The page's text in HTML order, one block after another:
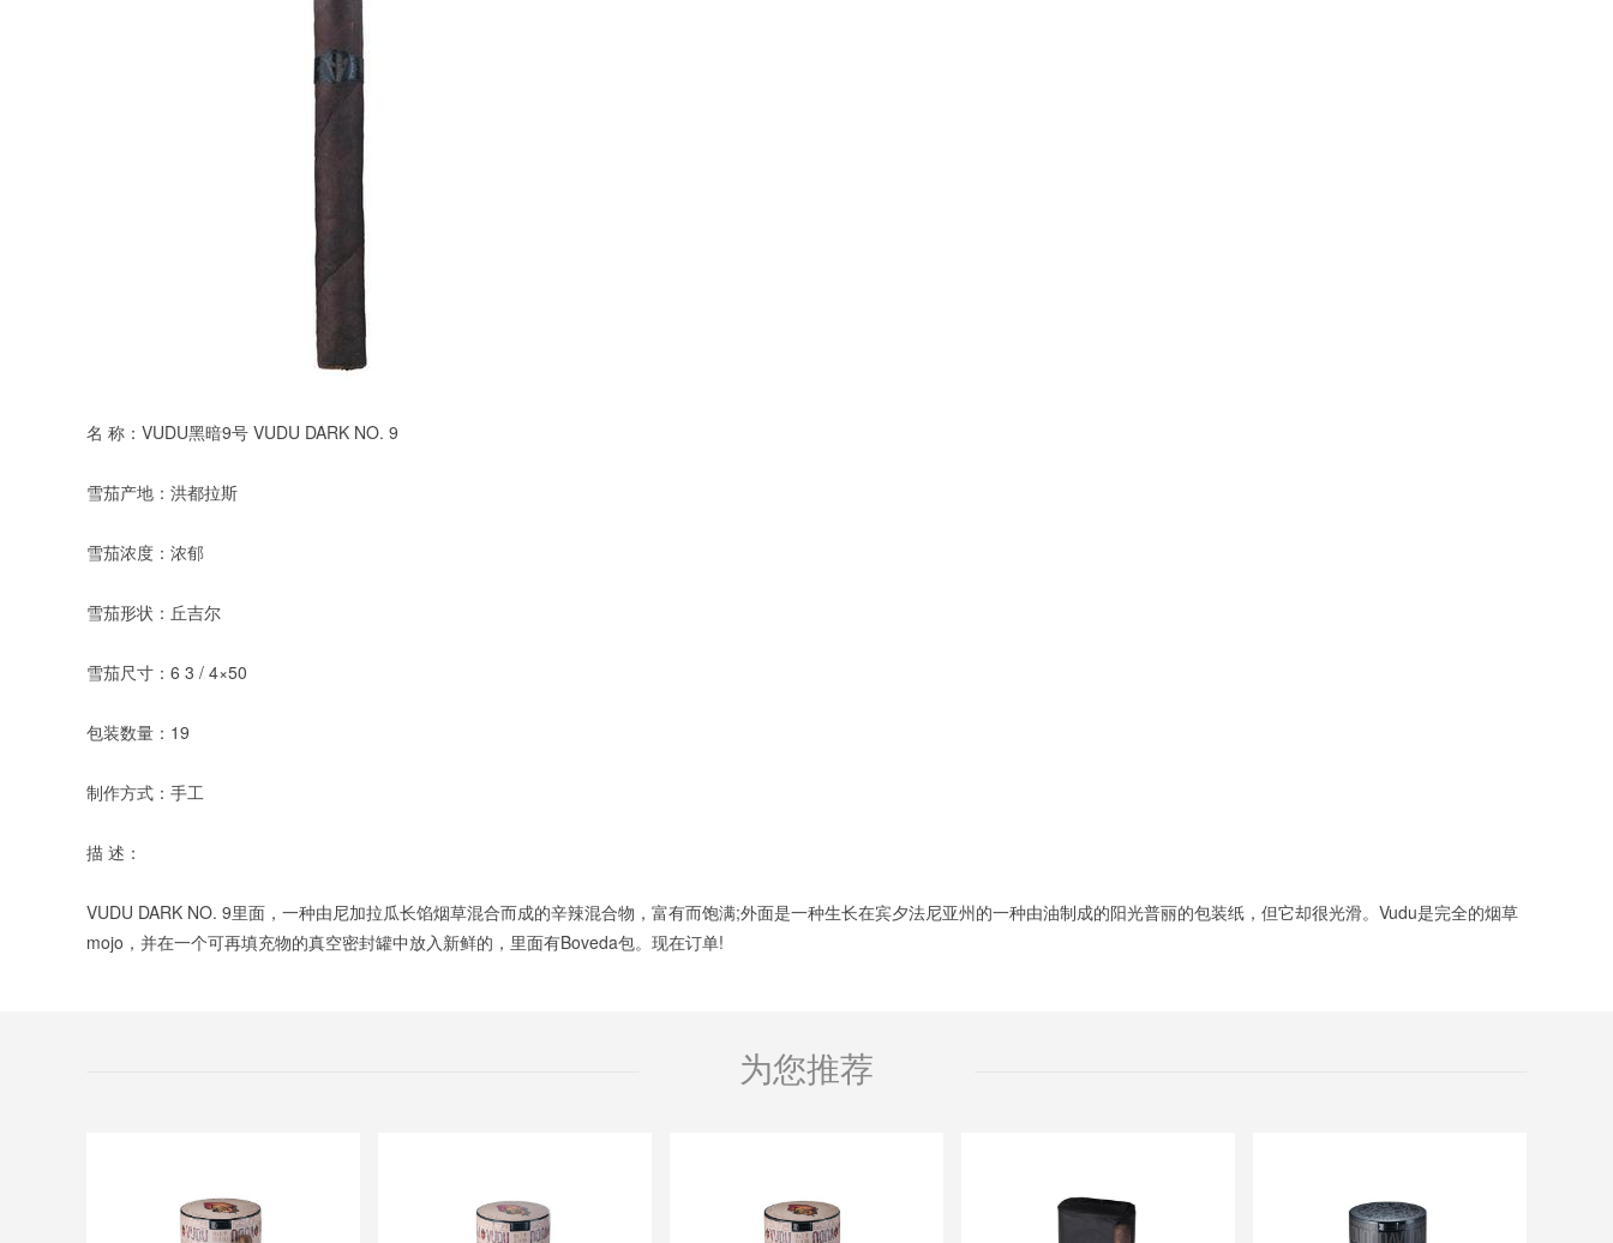
名 称：VUDU黑暗9号 VUDU DARK NO. 9
雪茄产地：洪都拉斯
雪茄浓度：浓郁
雪茄形状：丘吉尔
雪茄尺寸：6 3 / 4×50
包装数量：19
制作方式：手工
描 述：
VUDU DARK NO. 9里面，一种由尼加拉瓜长馅烟草混合而成的辛辣混合物，富有而饱满;外面是一种生长在宾夕法尼亚州的一种由油制成的阳光普丽的包装纸，但它却很光滑。Vudu是完全的烟草
mojo，并在一个可再填充物的真空密封罐中放入新鲜的，里面有Boveda包。现在订单!
为您推荐